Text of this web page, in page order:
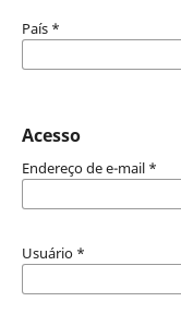
País *
Acesso
Endereço de e-mail *
Usuário *